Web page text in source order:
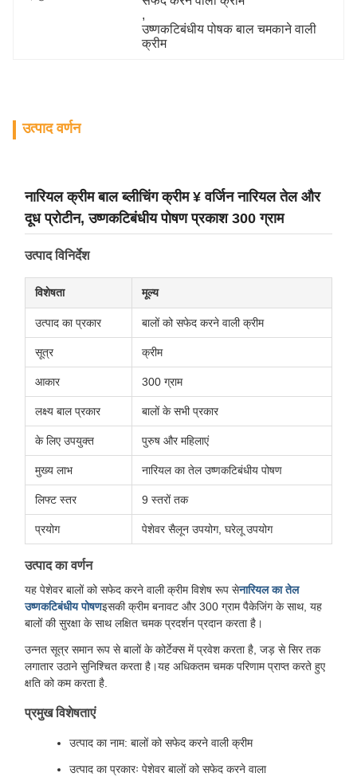
,
उष्णकटिबंधीय पोषक बाल चमकाने वाली
क्रीम
उत्पाद वर्णन
नारियल क्रीम बाल ब्लीचिंग क्रीम ¥ वर्जिन नारियल तेल और
दूध प्रोटीन, उष्णकटिबंधीय पोषण प्रकाश 300 ग्राम
उत्पाद विनिर्देश
विशेषता मूल्य
उत्पाद का प्रकार बालों को सफेद करने वाली क्रीम
सूत्र क्रीम
आकार 300 ग्राम
लक्ष्य बाल प्रकार बालों के सभी प्रकार
के लिए उपयुक्त पुरुष और महिलाएं
मुख्य लाभ नारियल का तेल उष्णकटिबंधीय पोषण
लिफ्ट स्तर 9 स्तरों तक
प्रयोग पेशेवर सैलून उपयोग, घरेलू उपयोग
उत्पाद का वर्णन
यह पेशेवर बालों को सफेद करने वाली क्रीम विशेष रूप सेनारियल का तेल
उष्णकटिबंधीय पोषणइसकी क्रीम बनावट और 300 ग्राम पैकेजिंग के साथ, यह
बालों की सुरक्षा के साथ लक्षित चमक प्रदर्शन प्रदान करता है।
उन्नत सूत्र समान रूप से बालों के कोर्टेक्स में प्रवेश करता है, जड़ से सिर तक
लगातार उठाने सुनिश्चित करता है।यह अधिकतम चमक परिणाम प्राप्त करते हुए
क्षति को कम करता है.
प्रमुख विशेषताएं
उत्पाद का नाम: बालों को सफेद करने वाली क्रीम
उत्पाद का प्रकारः पेशेवर बालों को सफेद करने वाला